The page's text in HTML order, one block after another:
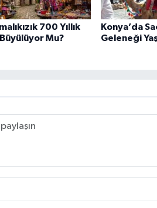
700 Yıllık
Mu?
Konya’da
Geleneği